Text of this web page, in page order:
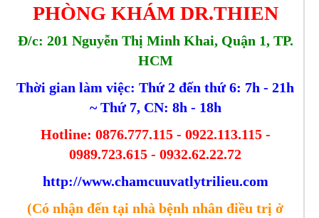
PHÒNG KHÁM DR.THIEN
Đ/c: 201 Nguyễn Thị Minh Khai, Quận 1, TP.
HCM
Thời gian làm việc: Thứ 2 đến thứ 6: 7h - 21h
~ Thứ 7, CN: 8h - 18h
Hotline: 0876.777.115 - 0922.113.115 -
0989.723.615 - 0932.62.22.72
http://www.chamcuuvatlytrilieu.com
(Có nhận đến tại nhà bệnh nhân điều trị ở